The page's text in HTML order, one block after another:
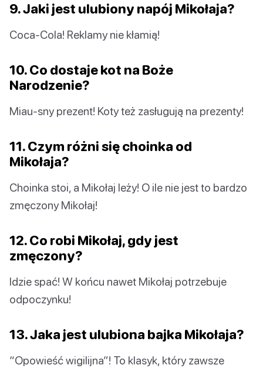
9. Jaki jest ulubiony napój Mikołaja?
Coca-Cola! Reklamy nie kłamią!
10. Co dostaje kot na Boże
Narodzenie?
Miau-sny prezent! Koty też zasługują na prezenty!
11. Czym różni się choinka od
Mikołaja?
Choinka stoi, a Mikołaj leży! O ile nie jest to bardzo
zmęczony Mikołaj!
12. Co robi Mikołaj, gdy jest
zmęczony?
Idzie spać! W końcu nawet Mikołaj potrzebuje
odpoczynku!
13. Jaka jest ulubiona bajka Mikołaja?
“Opowieść wigilijna”! To klasyk, który zawsze